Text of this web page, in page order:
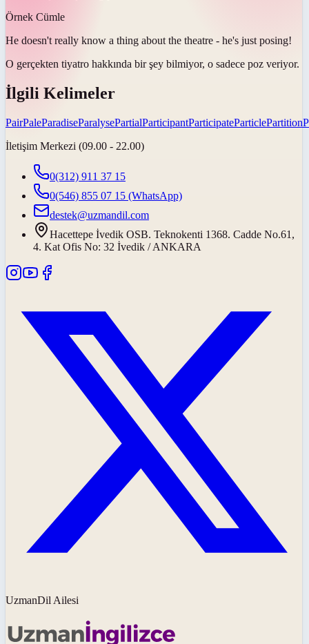
Örnek Cümle
He doesn't really know a thing about the theatre - he's just posing!
O gerçekten tiyatro hakkında bir şey bilmiyor, o sadece poz veriyor.
İlgili Kelimeler
PairPaleParadiseParalysePartialParticipantParticipateParticlePartition
İletişim Merkezi (09.00 - 22.00)
0(312) 911 37 15
0(546) 855 07 15 (WhatsApp)
destek@uzmandil.com
Hacettepe İvedik OSB. Teknokenti 1368. Cadde No.61,
4. Kat Ofis No: 32 İvedik / ANKARA
UzmanDil Ailesi